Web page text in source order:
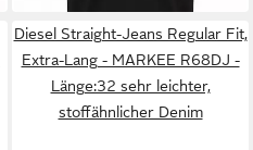
Diesel Straight-Jeans Regular Fit,
Extra-Lang - MARKEE R68DJ -
Länge:32 sehr leichter,
stoffähnlicher Denim